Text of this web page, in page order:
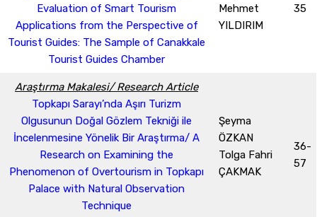
Evaluation of Smart Tourism
Applications from the Perspective of
Tourist Guides: The Sample of Canakkale
Tourist Guides Chamber
Mehmet
YILDIRIM
35
Araştırma Makalesi/ Research Article
Topkapı Sarayı’nda Aşırı Turizm
Olgusunun Doğal Gözlem Tekniği ile
İncelenmesine Yönelik Bir Araştırma/ A
Research on Examining the
Phenomenon of Overtourism in Topkapı
Palace with Natural Observation
Technique
Şeyma
ÖZKAN
Tolga Fahri
ÇAKMAK
36-
57